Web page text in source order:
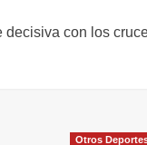
decisiva con los
Otros